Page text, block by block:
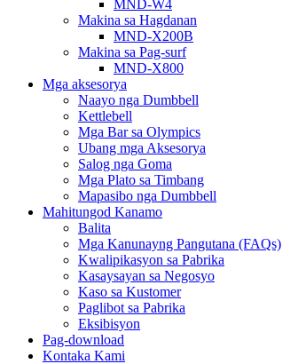
MND-W4
Makina sa Hagdanan
MND-X200B
Makina sa Pag-surf
MND-X800
Mga aksesorya
Naayo nga Dumbbell
Kettlebell
Mga Bar sa Olympics
Ubang mga Aksesorya
Salog nga Goma
Mga Plato sa Timbang
Mapasibo nga Dumbbell
Mahitungod Kanamo
Balita
Mga Kanunayng Pangutana (FAQs)
Kwalipikasyon sa Pabrika
Kasaysayan sa Negosyo
Kaso sa Kustomer
Paglibot sa Pabrika
Eksibisyon
Pag-download
Kontaka Kami